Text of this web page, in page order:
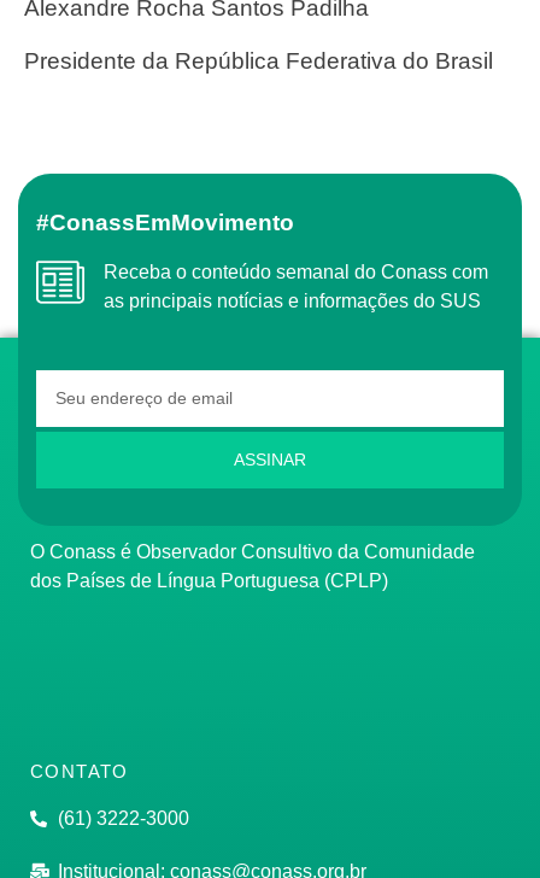
Alexandre Rocha Santos Padilha
Presidente da República Federativa do Brasil
#ConassEmMovimento
Receba o conteúdo semanal do Conass com
as principais notícias e informações do SUS
ASSINAR
O Conass é Observador Consultivo da Comunidade
dos Países de Língua Portuguesa (CPLP)
CONTATO
(61) 3222-3000
Institucional: conass@conass.org.br